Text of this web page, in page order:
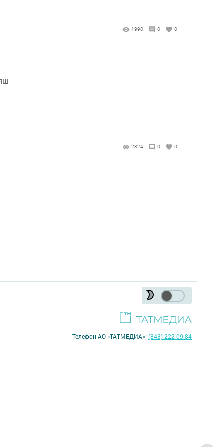
1990 0 0
2324 0 0
Телефон АО «ТАТМЕДИА»:(843) 222 09 84